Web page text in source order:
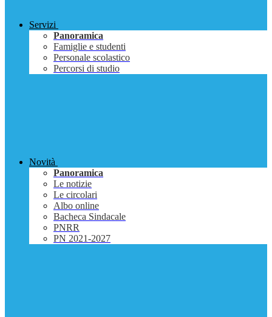
Servizi
Panoramica
Famiglie e studenti
Personale scolastico
Percorsi di studio
Novità
Panoramica
Le notizie
Le circolari
Albo online
Bacheca Sindacale
PNRR
PN 2021-2027